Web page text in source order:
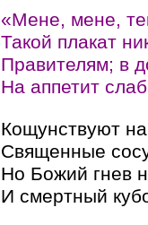
«Мене, мене,
Такой плакат
Правителям; в
На аппетит
Кощунствуют
Священные
Но Божий гнев
И смертный